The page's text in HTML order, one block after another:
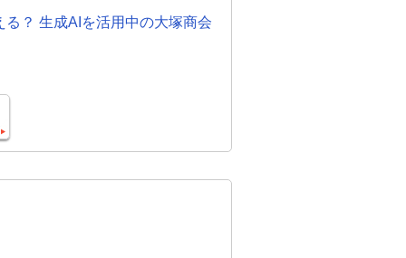
？ 生成AIを活用中の大塚商会